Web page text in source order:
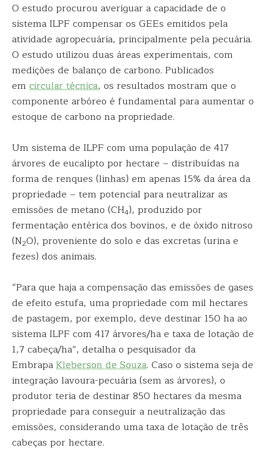
O estudo procurou averiguar a capacidade de o
sistema ILPF compensar os GEEs emitidos pela
atividade agropecuária, principalmente pela pecuária.
O estudo utilizou duas áreas experimentais, com
medições de balanço de carbono. Publicados
em circular técnica, os resultados mostram que o
componente arbóreo é fundamental para aumentar o
estoque de carbono na propriedade.
Um sistema de ILPF com uma população de 417
árvores de eucalipto por hectare – distribuídas na
forma de renques (linhas) em apenas 15% da área da
propriedade – tem potencial para neutralizar as
emissões de metano (CH4), produzido por
fermentação entérica dos bovinos, e de óxido nitroso
(N2O), proveniente do solo e das excretas (urina e
fezes) dos animais.
“Para que haja a compensação das emissões de gases
de efeito estufa, uma propriedade com mil hectares
de pastagem, por exemplo, deve destinar 150 ha ao
sistema ILPF com 417 árvores/ha e taxa de lotação de
1,7 cabeça/ha”, detalha o pesquisador da
EmbrapaKleberson de Souza. Caso o sistema seja de
integração lavoura-pecuária (sem as árvores), o
produtor teria de destinar 850 hectares da mesma
propriedade para conseguir a neutralização das
emissões, considerando uma taxa de lotação de três
cabeças por hectare.